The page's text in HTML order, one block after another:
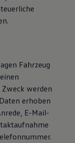
Fahrzeug
werden
erhoben
E-Mail-